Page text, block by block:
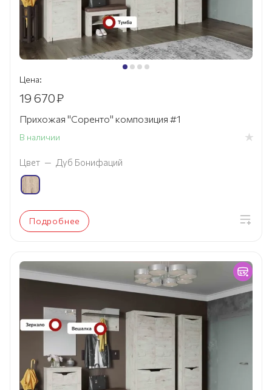
Цена:
19 670₽
Прихожая "Соренто" композиция #1
В наличии
Цвет — Дуб Бонифаций
Подробнее